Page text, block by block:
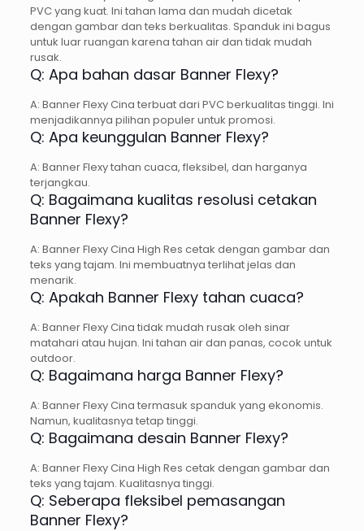
PVC yang kuat. Ini tahan lama dan mudah dicetak
dengan gambar dan teks berkualitas. Spanduk ini bagus
untuk luar ruangan karena tahan air dan tidak mudah
rusak.
Q: Apa bahan dasar Banner Flexy?
A: Banner Flexy Cina terbuat dari PVC berkualitas tinggi. Ini
menjadikannya pilihan populer untuk promosi.
Q: Apa keunggulan Banner Flexy?
A: Banner Flexy tahan cuaca, fleksibel, dan harganya
terjangkau.
Q: Bagaimana kualitas resolusi cetakan
Banner Flexy?
A: Banner Flexy Cina High Res cetak dengan gambar dan
teks yang tajam. Ini membuatnya terlihat jelas dan
menarik.
Q: Apakah Banner Flexy tahan cuaca?
A: Banner Flexy Cina tidak mudah rusak oleh sinar
matahari atau hujan. Ini tahan air dan panas, cocok untuk
outdoor.
Q: Bagaimana harga Banner Flexy?
A: Banner Flexy Cina termasuk spanduk yang ekonomis.
Namun, kualitasnya tetap tinggi.
Q: Bagaimana desain Banner Flexy?
A: Banner Flexy Cina High Res cetak dengan gambar dan
teks yang tajam. Kualitasnya tinggi.
Q: Seberapa fleksibel pemasangan
Banner Flexy?